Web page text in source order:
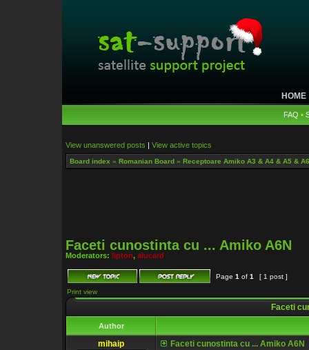
HOME
FAQ •
View unanswered posts | View active topics
Board index » Romanian Board » Receptoare Amiko A3 & A4 & A5 & A6
Faceti cunostinta cu ... Amiko A6N
Moderators: lipton, alucard
Page 1 of 1
[ 1 post ]
Print view
Faceti
Author
mihaip Faceti cunostinta cu ... Amiko A6N